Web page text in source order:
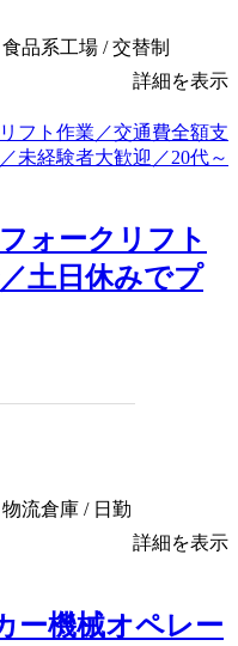
品系工場 / 交替制
詳細を表示
ォークリフト
土日休みでプ
流倉庫 / 日勤
詳細を表示
ー機械オペレー